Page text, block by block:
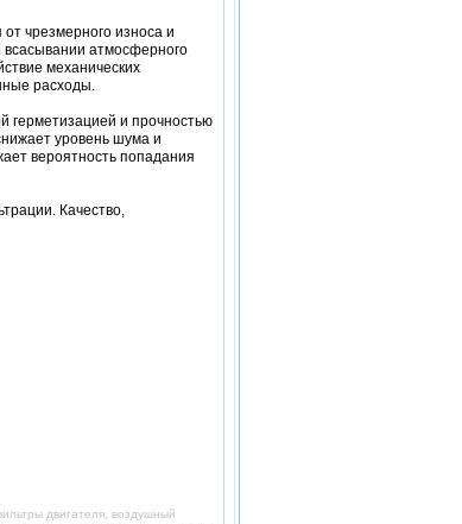
чрезмерного износа и
всасывании атмосферного
механических
расходы.
герметизацией и прочностью
уровень шума и
вероятность попадания
Качество,
двигателя, воздушный